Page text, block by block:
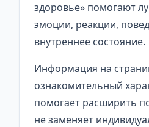
здоровье» помогают
эмоции, реакции,
внутреннее состояние.
Информация на
ознакомительный
помогает расширить
не заменяет